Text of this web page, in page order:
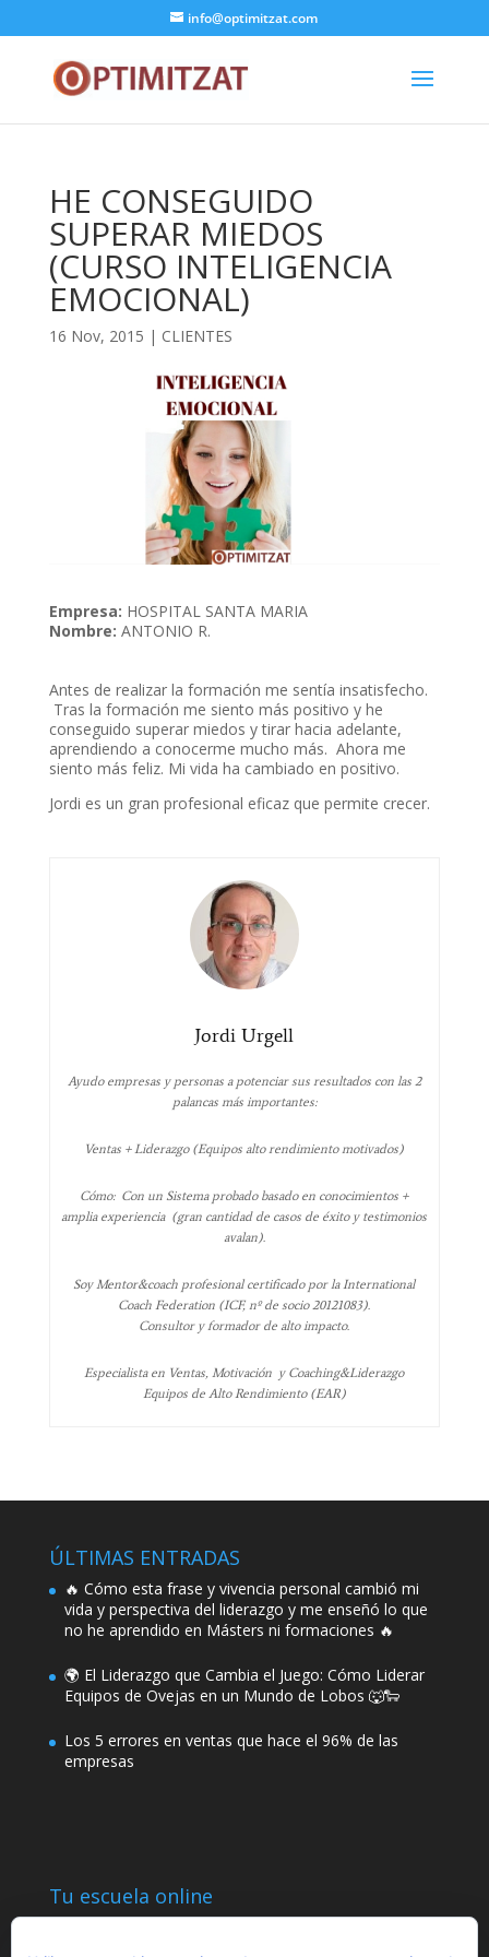
info@optimitzat.com
HE CONSEGUIDO
SUPERAR MIEDOS
(CURSO INTELIGENCIA
EMOCIONAL)
16 Nov, 2015 | CLIENTES
Empresa: HOSPITAL SANTA MARIA
Nombre: ANTONIO R.
Antes de realizar la formación me sentía insatisfecho.
Tras la formación me siento más positivo y he
conseguido superar miedos y tirar hacia adelante,
aprendiendo a conocerme mucho más. Ahora me
siento más feliz. Mi vida ha cambiado en positivo.
Jordi es un gran profesional eficaz que permite crecer.
Jordi Urgell
Ayudo empresas y personas a potenciar sus resultados con las 2
palancas más importantes:
Ventas + Liderazgo (Equipos alto rendimiento motivados)
Cómo: Con un Sistema probado basado en conocimientos +
amplia experiencia (gran cantidad de casos de éxito y testimonios
avalan).
Soy Mentor&coach profesional certificado por la International
Coach Federation (ICF, nº de socio 20121083).
Consultor y formador de alto impacto.
Especialista en Ventas, Motivación y Coaching&Liderazgo
Equipos de Alto Rendimiento (EAR)
ÚLTIMAS ENTRADAS
🔥 Cómo esta frase y vivencia personal cambió mi
vida y perspectiva del liderazgo y me enseñó lo que
no he aprendido en Másters ni formaciones 🔥
🌍 El Liderazgo que Cambia el Juego: Cómo Liderar
Equipos de Ovejas en un Mundo de Lobos 🐺🐑
Los 5 errores en ventas que hace el 96% de las
empresas
Tu escuela online